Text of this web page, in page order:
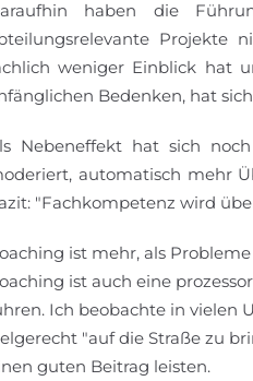
haben die
Projekte
weniger Einblick hat
Bedenken, hat
Nebeneffekt hat sich
automatisch mehr
"Fachkompetenz wird
ist mehr, als
ist auch eine
Ich beobachte in vielen
"auf die Straße zu
guten Beitrag leisten.